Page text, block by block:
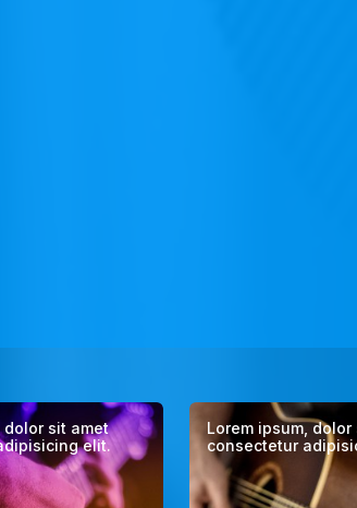
dolor sit amet
elit.
Lorem ipsum,
consectetur